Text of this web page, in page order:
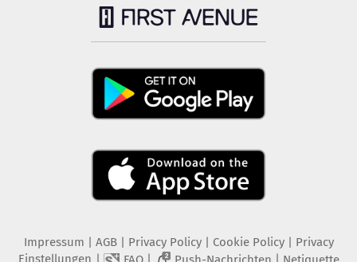
Impressum AGB Privacy Policy| Cookie Policy| Privacy
2